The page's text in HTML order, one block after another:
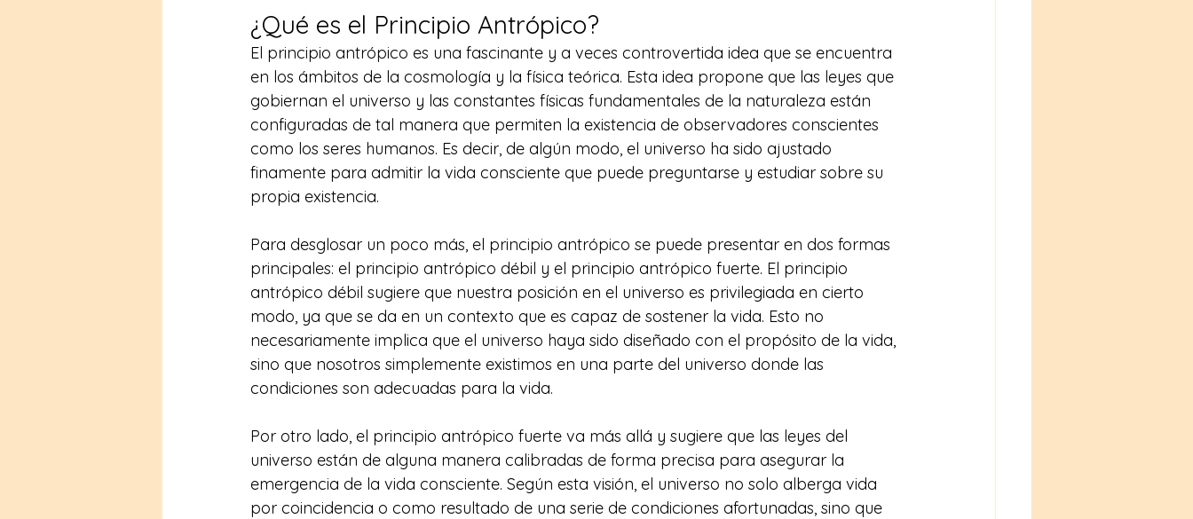
¿Qué es el Principio Antrópico?
El principio antrópico es una fascinante y a veces controvertida idea que se encuentra
en los ámbitos de la cosmología y la física teórica. Esta idea propone que las leyes que
gobiernan el universo y las constantes físicas fundamentales de la naturaleza están
configuradas de tal manera que permiten la existencia de observadores conscientes
como los seres humanos. Es decir, de algún modo, el universo ha sido ajustado
finamente para admitir la vida consciente que puede preguntarse y estudiar sobre su
propia existencia.
Para desglosar un poco más, el principio antrópico se puede presentar en dos formas
principales: el principio antrópico débil y el principio antrópico fuerte. El principio
antrópico débil sugiere que nuestra posición en el universo es privilegiada en cierto
modo, ya que se da en un contexto que es capaz de sostener la vida. Esto no
necesariamente implica que el universo haya sido diseñado con el propósito de la vida,
sino que nosotros simplemente existimos en una parte del universo donde las
condiciones son adecuadas para la vida.
Por otro lado, el principio antrópico fuerte va más allá y sugiere que las leyes del
universo están de alguna manera calibradas de forma precisa para asegurar la
emergencia de la vida consciente. Según esta visión, el universo no solo alberga vida
por coincidencia o como resultado de una serie de condiciones afortunadas, sino que